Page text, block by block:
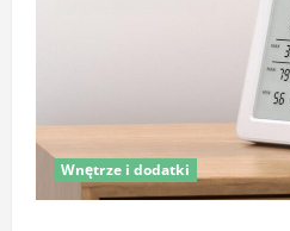
Wnętrze i dodatki